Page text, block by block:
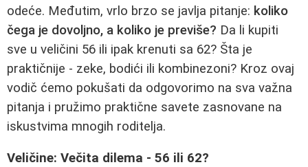
odeće. Međutim, vrlo brzo se javlja pitanje: koliko
čega je dovoljno, a koliko je previše? Da li kupiti
sve u veličini 56 ili ipak krenuti sa 62? Šta je
praktičnije - zeke, bodići ili kombinezoni? Kroz ovaj
vodič ćemo pokušati da odgovorimo na sva važna
pitanja i pružimo praktične savete zasnovane na
iskustvima mnogih roditelja.
Veličine: Večita dilema - 56 ili 62?